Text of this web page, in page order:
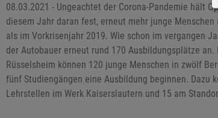
08.03.2021 - Ungeachtet der Corona-Pandemie hält
diesem Jahr daran fest, erneut mehr junge Menschen
als im Vorkrisenjahr 2019. Wie schon im vergangen
der Autobauer erneut rund 170 Ausbildungsplätze an.
Rüsselsheim können 120 junge Menschen in zwölf
fünf Studiengängen eine Ausbildung beginnen. Dazu
Lehrstellen im Werk Kaiserslautern und 15 am